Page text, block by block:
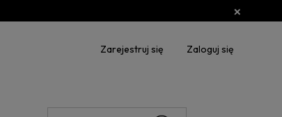
Zarejestruj się Zaloguj się